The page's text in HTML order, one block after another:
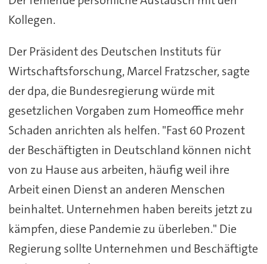
Kollegen.
Der Präsident des Deutschen Instituts für
Wirtschaftsforschung, Marcel Fratzscher, sagte
der dpa, die Bundesregierung würde mit
gesetzlichen Vorgaben zum Homeoffice mehr
Schaden anrichten als helfen. "Fast 60 Prozent
der Beschäftigten in Deutschland können nicht
von zu Hause aus arbeiten, häufig weil ihre
Arbeit einen Dienst an anderen Menschen
beinhaltet. Unternehmen haben bereits jetzt zu
kämpfen, diese Pandemie zu überleben." Die
Regierung sollte Unternehmen und Beschäftigte